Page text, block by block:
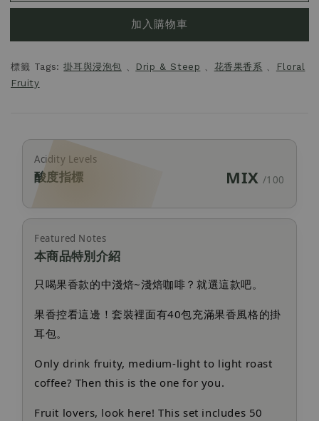
加入購物車
標籤 Tags:掛耳與浸泡包 、 Drip & Steep 、 花香果香系 、
Floral
Fruity
Acidity Levels
酸度指標 MIX /100
Featured Notes
本商品特別介紹
只喝果香款的中淺焙~淺焙咖啡？就選這款吧。
果香控看這邊！套裝裡面有40包充滿果香風格的掛
耳包。
Only drink fruity, medium-light to light roast
coffee? Then this is the one for you.
Fruit lovers, look here! This set includes 50